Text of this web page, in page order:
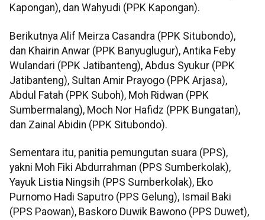
Kapongan), dan Wahyudi (PPK Kapongan).
Berikutnya Alif Meirza Casandra (PPK Situbondo),
dan Khairin Anwar (PPK Banyuglugur), Antika Feby
Wulandari (PPK Jatibanteng), Abdus Syukur (PPK
Jatibanteng), Sultan Amir Prayogo (PPK Arjasa),
Abdul Fatah (PPK Suboh), Moh Ridwan (PPK
Sumbermalang), Moch Nor Hafidz (PPK Bungatan),
dan Zainal Abidin (PPK Situbondo).
Sementara itu, panitia pemungutan suara (PPS),
yakni Moh Fiki Abdurrahman (PPS Sumberkolak),
Yayuk Listia Ningsih (PPS Sumberkolak), Eko
Purnomo Hadi Saputro (PPS Gelung), Ismail Baki
(PPS Paowan), Baskoro Duwik Bawono (PPS Duwet),